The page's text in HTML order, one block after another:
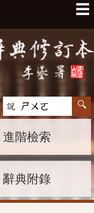
☰
進階檢索
辭典附錄